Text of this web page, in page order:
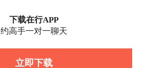
下载在行APP
约高手一对一聊天
立即下载